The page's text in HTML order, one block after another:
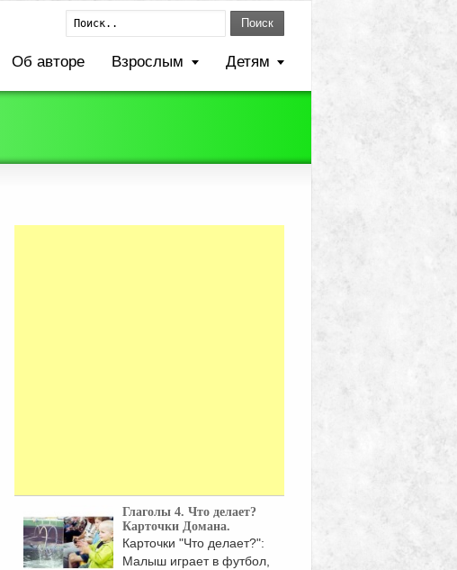
Поиск
Об авторе Взрослым Детям
Глаголы 4. Что делает?
Карточки Домана.
Карточки "Что делает?":
Малыш играет в футбол,